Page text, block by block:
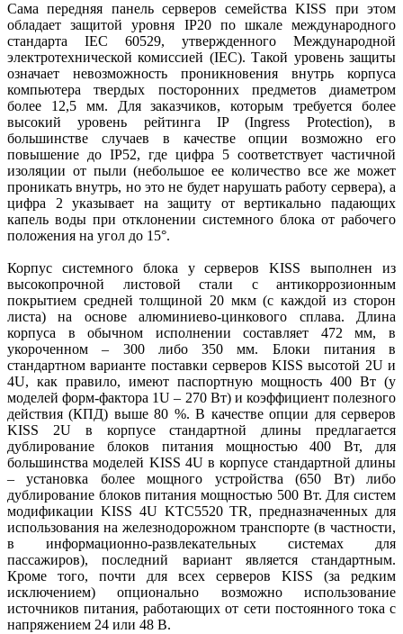
Сама передняя панель серверов семейства KISS при этом
обладает защитой уровня IP20 по шкале международного
стандарта IEC 60529, утвержденного Международной
электротехнической комиссией (IEC). Такой уровень защиты
означает невозможность проникновения внутрь корпуса
компьютера твердых посторонних предметов диаметром
более 12,5 мм. Для заказчиков, которым требуется более
высокий уровень рейтинга IP (Ingress Protection), в
большинстве случаев в качестве опции возможно его
повышение до IP52, где цифра 5 соответствует частичной
изоляции от пыли (небольшое ее количество все же может
проникать внутрь, но это не будет нарушать работу сервера), а
цифра 2 указывает на защиту от вертикально падающих
капель воды при отклонении системного блока от рабочего
положения на угол до 15°.
Корпус системного блока у серверов KISS выполнен из
высокопрочной листовой стали с антикоррозионным
покрытием средней толщиной 20 мкм (с каждой из сторон
листа) на основе алюминиево-цинкового сплава. Длина
корпуса в обычном исполнении составляет 472 мм, в
укороченном – 300 либо 350 мм. Блоки питания в
стандартном варианте поставки серверов KISS высотой 2U и
4U, как правило, имеют паспортную мощность 400 Вт (у
моделей форм-фактора 1U – 270 Вт) и коэффициент полезного
действия (КПД) выше 80 %. В качестве опции для серверов
KISS 2U в корпусе стандартной длины предлагается
дублирование блоков питания мощностью 400 Вт, для
большинства моделей KISS 4U в корпусе стандартной длины
– установка более мощного устройства (650 Вт) либо
дублирование блоков питания мощностью 500 Вт. Для систем
модификации KISS 4U KTC5520 TR, предназначенных для
использования на железнодорожном транспорте (в частности,
в информационно-развлекательных системах для
пассажиров), последний вариант является стандартным.
Кроме того, почти для всех серверов KISS (за редким
исключением) опционально возможно использование
источников питания, работающих от сети постоянного тока с
напряжением 24 или 48 В.